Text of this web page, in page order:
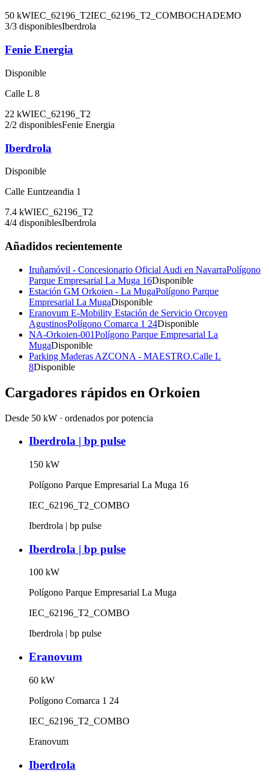
50 kWIEC_62196_T2IEC_62196_T2_COMBOCHADEMO
3/3 disponiblesIberdrola
Fenie Energia
Disponible
Calle L 8
22 kWIEC_62196_T2
2/2 disponiblesFenie Energia
Iberdrola
Disponible
Calle Euntzeandia 1
7.4 kWIEC_62196_T2
4/4 disponiblesIberdrola
Añadidos recientemente
Iruñamóvil - Concesionario Oficial Audi en NavarraPolígono
Parque Empresarial La Muga 16Disponible
Estación GM Orkoien - La MugaPolígono Parque
Empresarial La MugaDisponible
Eranovum E-Mobility Estación de Servicio Orcoyen
AgustinosPolígono Comarca 1 24Disponible
NA-Orkoien-001Polígono Parque Empresarial La
MugaDisponible
Parking Maderas AZCONA - MAESTRO.Calle L
8Disponible
Cargadores rápidos en Orkoien
Desde 50 kW · ordenados por potencia
Iberdrola | bp pulse
150 kW
Polígono Parque Empresarial La Muga 16
IEC_62196_T2_COMBO
Iberdrola | bp pulse
Iberdrola | bp pulse
100 kW
Polígono Parque Empresarial La Muga
IEC_62196_T2_COMBO
Iberdrola | bp pulse
Eranovum
60 kW
Polígono Comarca 1 24
IEC_62196_T2_COMBO
Eranovum
Iberdrola